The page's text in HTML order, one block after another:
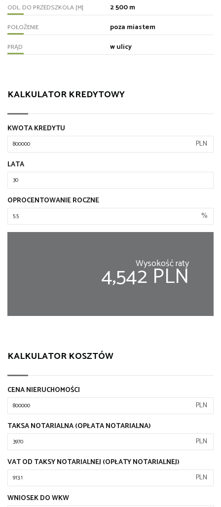
ODL. DO PRZEDSZKOLA [M] 2 500 m
POŁOŻENIE poza miastem
PRĄD w ulicy
KALKULATOR KREDYTOWY
KWOTA KREDYTU
PLN
LATA
OPROCENTOWANIE ROCZNE
%
Wysokość raty
4,542 PLN
KALKULATOR KOSZTÓW
CENA NIERUCHOMOŚCI
PLN
TAKSA NOTARIALNA (OPŁATA NOTARIALNA)
PLN
VAT OD TAKSY NOTARIALNEJ (OPŁATY NOTARIALNEJ)
PLN
WNIOSEK DO WKW